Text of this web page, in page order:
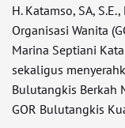
H. Katamso, SA,
Organisasi Wanita
Marina Septiani
sekaligus
Bulutangkis Berkah
GOR Bulutangkis